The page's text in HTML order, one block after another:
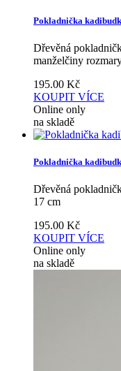
Pokladnička
Dřevěná
manželčiny
195.00 Kč
KOUPIT VÍCE
Online only
na skladě
Pokladnička
Dřevěná
17 cm
195.00 Kč
KOUPIT VÍCE
Online only
na skladě